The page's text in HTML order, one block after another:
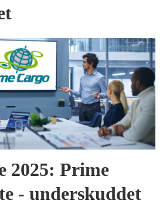
2025: Prime
- underskuddet